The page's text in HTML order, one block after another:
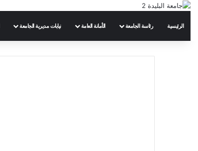
الرئيسية رئاسة الجامعة الأمانة العامة نيابات مديرية الجامعة